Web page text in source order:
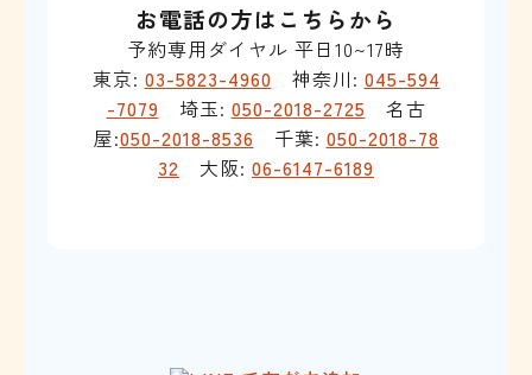
お電話の方はこちらから
予約専用ダイヤル 平日10~17時
東京: 03-5823-4960 神奈川: 045-594
-7079 埼玉: 050-2018-2725 名古
屋:050-2018-8536 千葉: 050-2018-78
32 大阪: 06-6147-6189